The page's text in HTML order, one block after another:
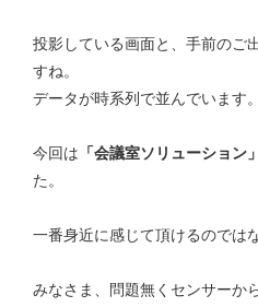
投影している画面と、手前のご
すね。
データが時系列で並んでいます。
今回は 「会議室ソリューション」
た。
一番身近に感じて頂けるのでは
みなさま、問題無くセンサーか